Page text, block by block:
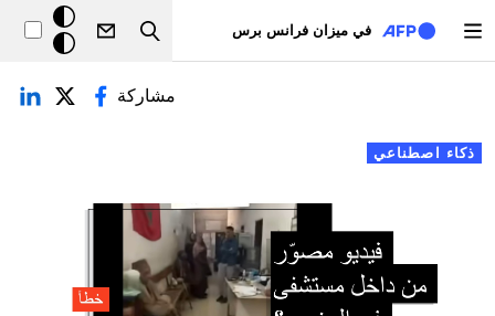
في ميزان فرانس برس
Search
خلفيّة
داكنة
التبويبات الأساسية
ذكاء اصطناعي
مشاركة